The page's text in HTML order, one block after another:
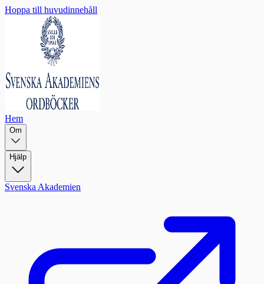
Hoppa till huvudinnehåll
Hem
Om
Hjälp
Svenska Akademien